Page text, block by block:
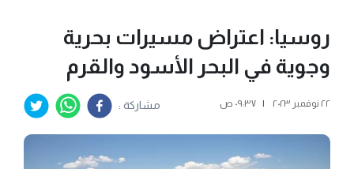
روسيا: اعتراض مسيرات بحرية
وجوية في البحر الأسود والقرم
٢٢ نوفمبر ٢٠٢٣ | ٠٩:٣٧ ص مشاركة :